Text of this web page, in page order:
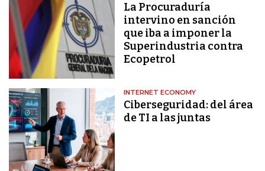
La Procuraduría
intervino en sanción
que iba a imponer la
Superindustria contra
Ecopetrol
INTERNET ECONOMY
Ciberseguridad: del área
de TI a las juntas